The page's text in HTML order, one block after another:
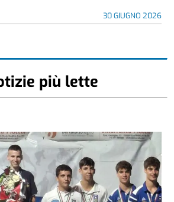
30 GIUGNO 2026
più lette